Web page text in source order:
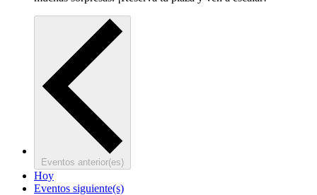
Eventos anterior(es)
Hoy
Eventos siguiente(s)